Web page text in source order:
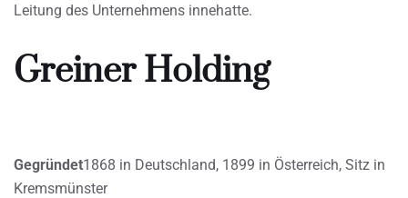
Leitung des Unternehmens innehatte.
Greiner Holding
Gegründet1868 in Deutschland, 1899 in Österreich, Sitz in
Kremsmünster